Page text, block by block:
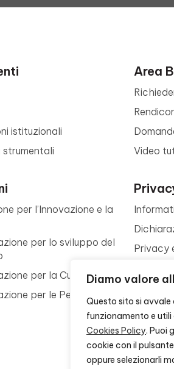
Diamo valore
Questo sito si avvale
funzionamento e
Cookies Policy. Puoi
cookie con il
oppure selezionarli
istituzionali
per l’Innovazione e la
per lo sviluppo del
per la Cultura
per le Persone
Area
Video
Privacy